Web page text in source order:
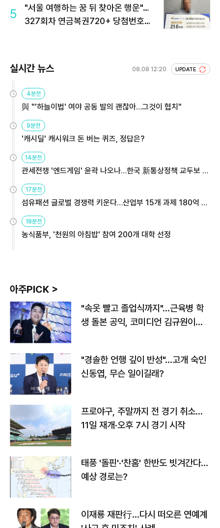
5
"서울 여행하는 꿈 뒤 찾아온 행운"…
327회차 연금복권720+ 당첨번호조
실시간 뉴스 08.08 12:20 UPDATE
4분전
與 "'하늘이법' 여야 공동 발의 괜찮아…그것이 협치"
9분전
'캐시딜' 캐시워크 돈 버는 퀴즈, 정답은?
14분전
관세전쟁 '엔드게임' 윤곽 나오나…한국 新통상정책 교두보 활
17분전
섬유패션 글로벌 경쟁력 키운다…산업부 15개 과제 180억 지
18분전
농식품부, '천원의 아침밥' 참여 200개 대학 선정
아주PICK >
"속옷 빨고 졸업식까지"…근육병 학
생 돌본 공익, 코미디언 김규원이었
"경솔한 언행 깊이 반성"…고개 숙인
신동엽, 무슨 일이길래?
프로야구, 주말까지 전 경기 취소…
11일 재개·오후 7시 경기 시작
태풍 '돌핀'·'찬홈' 한반도 빗겨간다…
예상 경로는?
이재룡 재판行…다시 떠오른 연예계